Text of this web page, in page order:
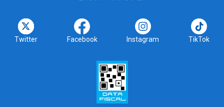
Twitter Facebook Instagram TikTok